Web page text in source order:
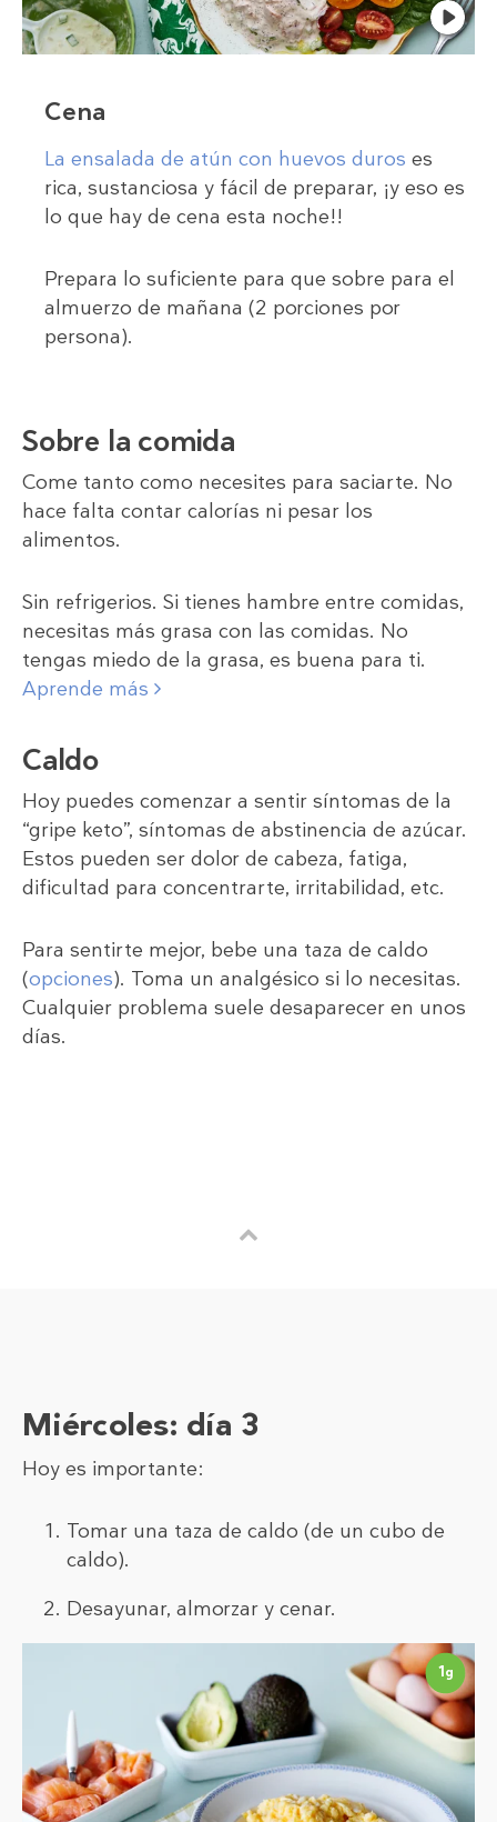
Cena
La ensalada de atún con huevos duros es
rica, sustanciosa y fácil de preparar, ¡y eso es
lo que hay de cena esta noche!!
Prepara lo suficiente para que sobre para el
almuerzo de mañana (2 porciones por
persona).
Sobre la comida
Come tanto como necesites para saciarte. No
hace falta contar calorías ni pesar los
alimentos.
Sin refrigerios. Si tienes hambre entre comidas,
necesitas más grasa con las comidas. No
tengas miedo de la grasa, es buena para ti.
Aprende más
Caldo
Hoy puedes comenzar a sentir síntomas de la
“gripe keto”, síntomas de abstinencia de azúcar.
Estos pueden ser dolor de cabeza, fatiga,
dificultad para concentrarte, irritabilidad, etc.
Para sentirte mejor, bebe una taza de caldo
(opciones). Toma un analgésico si lo necesitas.
Cualquier problema suele desaparecer en unos
días.
Miércoles: día 3
Hoy es importante:
Tomar una taza de caldo (de un cubo de
caldo).
Desayunar, almorzar y cenar.
1g